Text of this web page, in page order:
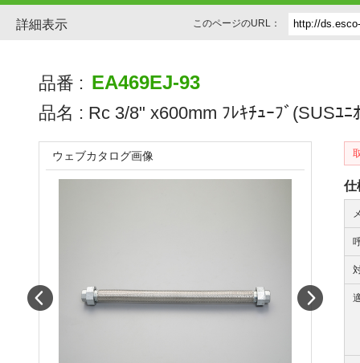
詳細表示 このページのURL：
品番 : EA469EJ-93
品名 : Rc 3/8" x600mm ﾌﾚｷﾁｭｰﾌﾞ(SUSﾕﾆ
仕
ウェブカタログ画像